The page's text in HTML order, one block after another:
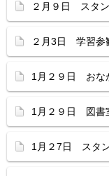
２月９日 スタ
２月3日 学習参
1月２９日 おな
1月２９日 図書
1月２7日 スタ